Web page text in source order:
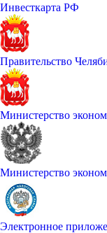
Инвесткарта РФ
Правительство
Министерство
Министерство
Электронное